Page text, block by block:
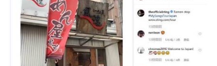
ビジネスと働き方のヒント
AI活用のいまが分かる
企業ITのトレンドを詳説